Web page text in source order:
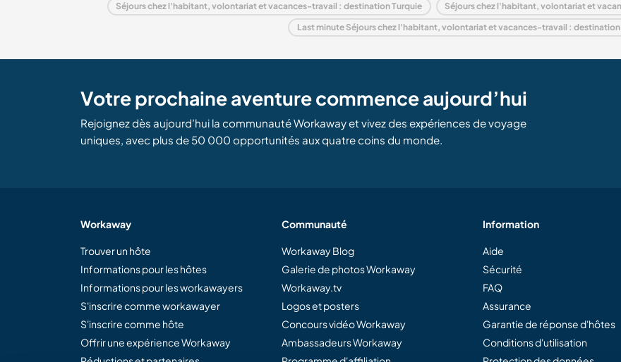
Séjours chez l'habitant, volontariat et vacances-travail : destination Turquie Séjours chez l'habitant, volontariat et
Last minute Séjours chez l'habitant, volontariat et vacances-travail : destination
Votre prochaine aventure commence aujourd’hui
Rejoignez dès aujourd’hui la communauté Workaway et vivez des expériences de voyage
uniques, avec plus de 50 000 opportunités aux quatre coins du monde.
Workaway
Trouver un hôte
Informations pour les hôtes
Informations pour les workawayers
S'inscrire comme workawayer
S'inscrire comme hôte
Offrir une expérience Workaway
Communauté
Workaway Blog
Galerie de photos Workaway
Workaway.tv
Logos et posters
Concours vidéo Workaway
Ambassadeurs Workaway
Information
Aide
Sécurité
FAQ
Assurance
Garantie de réponse d'hôtes
Conditions d'utilisation